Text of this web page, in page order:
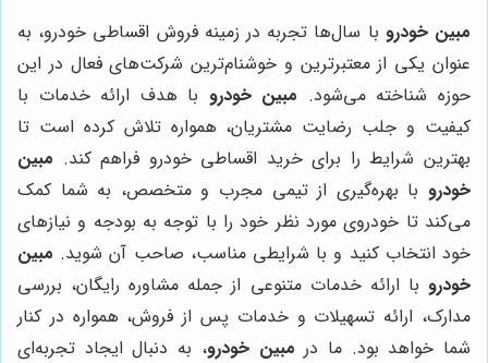
مبین خودرو با سال‌ها تجربه در زمینه فروش اقساطی خودرو، به
عنوان یکی از معتبرترین و خوشنام‌ترین شرکت‌های فعال در این
حوزه شناخته می‌شود. مبین خودرو با هدف ارائه خدمات با
کیفیت و جلب رضایت مشتریان، همواره تلاش کرده است تا
بهترین شرایط را برای خرید اقساطی خودرو فراهم کند. مبین
خودرو با بهره‌گیری از تیمی مجرب و متخصص، به شما کمک
می‌کند تا خودروی مورد نظر خود را با توجه به بودجه و نیازهای
خود انتخاب کنید و با شرایطی مناسب، صاحب آن شوید. مبین
خودرو با ارائه خدمات متنوعی از جمله مشاوره رایگان، بررسی
مدارک، ارائه تسهیلات و خدمات پس از فروش، همواره در کنار
شما خواهد بود. ما در مبین خودرو، به دنبال ایجاد تجربه‌ای